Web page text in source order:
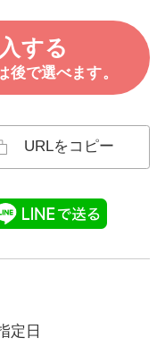
する
で選べます。
URLをコピー
定日